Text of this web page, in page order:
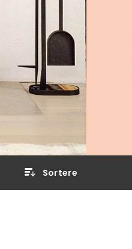
Sortere